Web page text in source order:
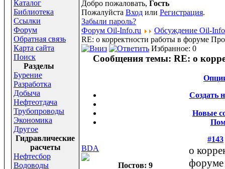
Каталог
Библиотека
Ссылки
Форум
Обратная связь
Карта сайта
Поиск
Раздeлы
Бурение
Разработка
Добыча
Нефтеотдача
Трубопроводы
Экономика
Другое
Гидравлические
расчеты
Нефтесбор
Водоводы
Добро пожаловать, Гость
Пожалуйста Вход или Регистрация.
Забыли пароль?
Форум Oil-Info.ru
Обсуждение Oil-
RE: о корректности работы в форуме
Избранное: 0
Сообщения темы: RE: о
Создать
Новые
#143
BDA
Постов: 9
о